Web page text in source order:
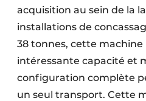
acquisition au sein de la
installations de
38 tonnes, cette machine
intéressante capacité et
configuration complète
un seul transport. Cette